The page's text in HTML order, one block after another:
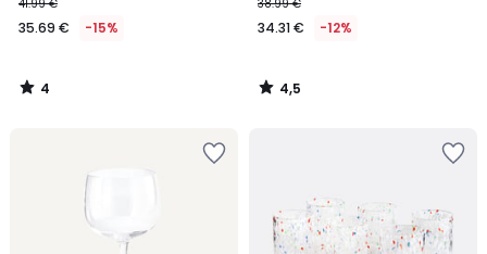
41.99 €
35.69 € -15%
4
/
38.99 €
34.31 € -12%
4,5
/